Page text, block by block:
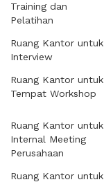
Training dan
Pelatihan
Ruang Kantor untuk
Interview
Ruang Kantor untuk
Tempat Workshop
Ruang Kantor untuk
Internal Meeting
Perusahaan
Ruang Kantor untuk